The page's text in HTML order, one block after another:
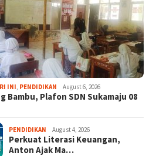
Mall Hadirkan
–
Anak Bangsa”
August 6, 2026
Ditopang Bambu,
SDN Sukamaju 08
INI PENDIDIKAN August 6, 2026
Bambu, Plafon SDN Sukamaju 08
PENDIDIKAN August 4, 2026
Perkuat Literasi Keuangan,
Anton Ajak Ma…